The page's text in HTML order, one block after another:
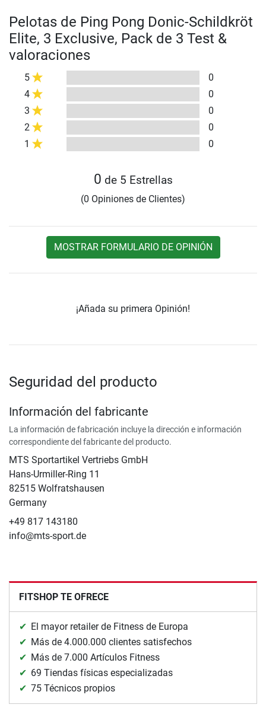
Pelotas de Ping Pong Donic-Schildkröt
Elite, 3 Exclusive, Pack de 3 Test &
valoraciones
5
0
4
0
3
0
2
0
1
0
0 de 5 Estrellas
(0 Opiniones de Clientes)
MOSTRAR FORMULARIO DE OPINIÓN
¡Añada su primera Opinión!
Seguridad del producto
Información del fabricante
La información de fabricación incluye la dirección e información
correspondiente del fabricante del producto.
MTS Sportartikel Vertriebs GmbH
Hans-Urmiller-Ring 11
82515 Wolfratshausen
Germany
+49 817 143180
info@mts-sport.de
FITSHOP TE OFRECE
El mayor retailer de Fitness de Europa
Más de 4.000.000 clientes satisfechos
Más de 7.000 Artículos Fitness
69 Tiendas físicas especializadas
75 Técnicos propios